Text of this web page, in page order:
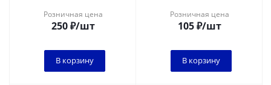
Розничная цена
250₽/шт
В корзину
Розничная цена
105₽/шт
В корзину